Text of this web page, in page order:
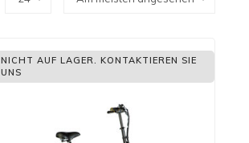
NICHT AUF LAGER. KONTAKTIEREN SIE
UNS